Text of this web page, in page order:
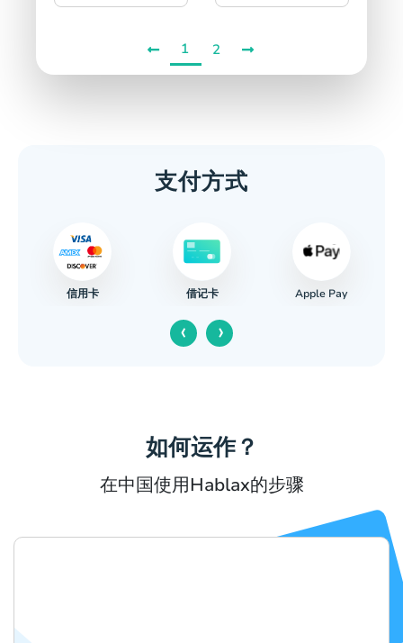
1 2
支付方式
信用卡 借记卡 Apple Pay
‹ ›
如何运作？
在中国使用Hablax的步骤